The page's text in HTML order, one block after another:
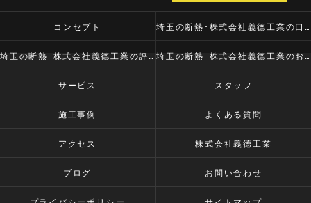
コンセプト
サービス スタッフ
施工事例 よくある質問
アクセス 株式会社義德工業
ブログ お問い合わせ